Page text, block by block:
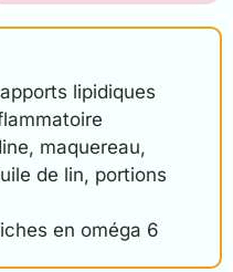
lipidiques
maquereau,
de lin, portions
en oméga 6